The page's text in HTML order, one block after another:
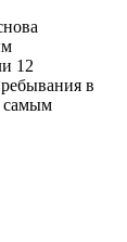
12
в
самым